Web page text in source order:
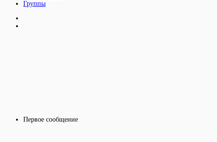
Первое сообщение
Группы